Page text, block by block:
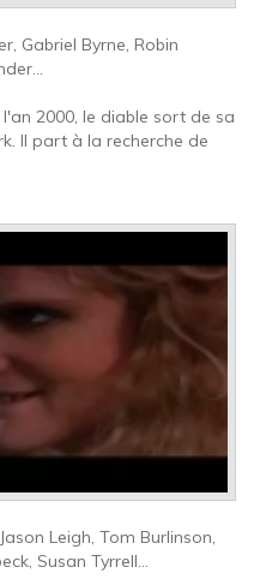
Gabriel Byrne, Robin
2000, le diable sort de sa
Il part à la recherche de
Leigh, Tom Burlinson,
Susan Tyrrell...